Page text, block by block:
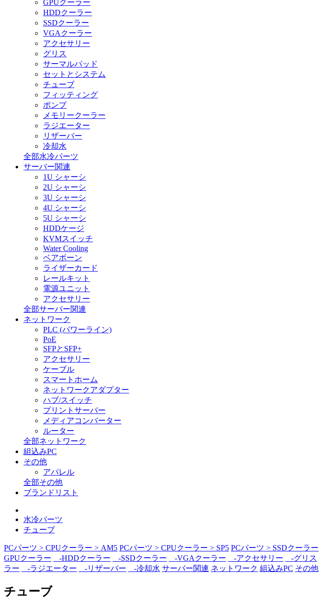
GPUクーラー
HDDクーラー
SSDクーラー
VGAクーラー
アクセサリー
グリス
サーマルパッド
セットとシステム
チューブ
フィッティング
ポンプ
メモリークーラー
ラジエーター
リザーバー
冷却水
全部水冷パーツ
サーバー関連
1U シャーシ
2U シャーシ
3U シャーシ
4U シャーシ
5U シャーシ
HDDケージ
KVMスイッチ
Water Cooling
ベアボーン
ライザーカード
レールキット
電源ユニット
アクセサリー
全部サーバー関連
ネットワーク
PLC (パワーライン)
PoE
SFPとSFP+
アクセサリー
ケーブル
スマートホーム
ネットワークアダプター
ハブ/スイッチ
プリントサーバー
メディアコンバーター
ルーター
全部ネットワーク
組込みPC
その他
アパレル
全部その他
ブランドリスト
水冷パーツ
チューブ
PCパーツ > CPUクーラー > AM5 PCパーツ > CPUクーラー > SP5 PCパーツ > SSDクーラー
GPUクーラー
-HDDクーラー -SSDクーラー -VGAクーラー -アクセサリー -グリス
ラー
-ラジエーター -リザーバー -冷却水 サーバー関連 ネットワーク 組込みPC その他
チューブ